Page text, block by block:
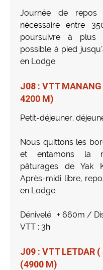
Journée de repos
nécessaire entre
poursuivre à plus
possible à pied
en Lodge
J08 : VTT
4200 M)
Petit-déjeuner,
Nous quittons les
et entamons la
pâturages de Yak
Après-midi libre,
en Lodge
Dénivelé : + 660m /
VTT : 3h
J09 : VTT LETDAR
(4900 M)